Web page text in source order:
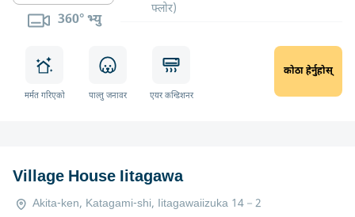
360° भ्यु
फ्लोर)
मर्मत गरिएको पाल्तु जनावर एयर कन्डिशनर
कोठा हेर्नुहोस्
Village House Iitagawa
Akita-ken, Katagami-shi, Iitagawaiizuka 14－2